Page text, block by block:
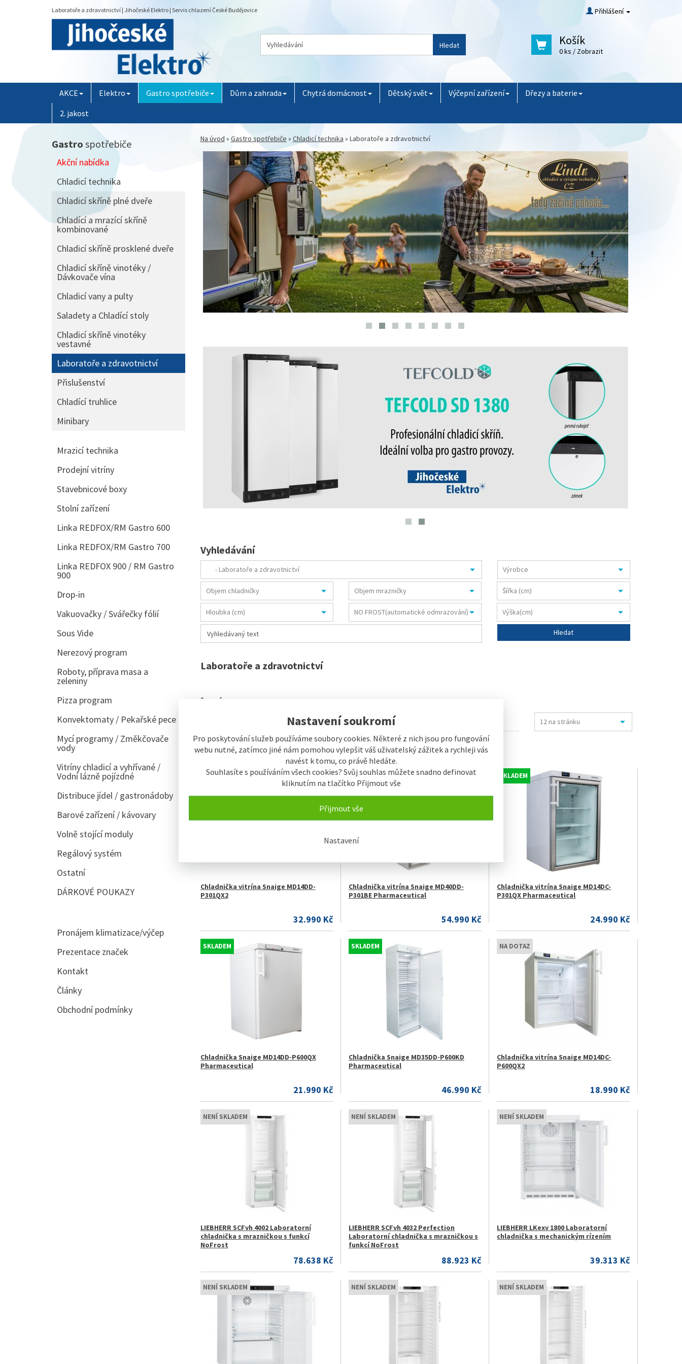
Nastavení soukromí
Pro poskytování služeb používáme soubory cookies. Některé z nich jsou pro fungování
webu nutné, zatímco jiné nám pomohou vylepšit váš uživatelský zážitek a rychleji vás
navést k tomu, co právě hledáte.
Souhlasíte s používáním všech cookies? Svůj souhlas můžete snadno definovat
kliknutím na tlačítko Přijmout vše
Přijmout vše
Nastavení
Laboratoře a zdravotnictví | Jihočeské Elektro | Servis chlazení České Budějovice Přihlášení
Hledat Košík
0 ks / Zobrazit
AKCE Elektro Gastro spotřebiče Dům a zahrada Chytrá domácnost Dětský svět Výčepní zařízení
Dřezy a baterie
2. jakost
Na úvod » Gastro spotřebiče » Chladicí technika » Laboratoře a zdravotnictví
Vyhledávání
Laboratoře a zdravotnictví
řazení:
Od nejlevnějšího Od nejdražšího
Zobrazení Buňkově s obrázky Řádkově s obrázky
SKLADEM
Chladnička vitrína Snaige MD14DD-
P301QX2
32.990 Kč
SKLADEM
Chladnička vitrína Snaige MD40DD-
P301BE Pharmaceutical
54.990 Kč
SKLADEM
Chladnička vitrína Snaige MD14DC-
P301QX Pharmaceutical
24.990 Kč
SKLADEM
Chladnička Snaige MD14DD-P600QX
Pharmaceutical
21.990 Kč
SKLADEM
Chladnička Snaige MD35DD-P600KD
Pharmaceutical
46.990 Kč
NA DOTAZ
Chladnička vitrína Snaige MD14DC-
P600QX2
18.990 Kč
NENÍ SKLADEM
LIEBHERR SCFvh 4002 Laboratorní
chladnička s mrazničkou s funkcí
NoFrost
78.638 Kč
NENÍ SKLADEM
LIEBHERR SCFvh 4032 Perfection
Laboratorní chladnička s mrazničkou s
funkcí NoFrost
88.923 Kč
NENÍ SKLADEM
LIEBHERR LKexv 1800 Laboratorní
chladnička s mechanickým rízením
39.313 Kč
NENÍ SKLADEM NENÍ SKLADEM NENÍ SKLADEM
Gastro spotřebiče
Akční nabídka
Chladicí technika
Chladicí skříně plné dveře
Chladící a mrazící skříně
kombinované
Chladicí skříně prosklené dveře
Chladicí skříně vinotéky /
Dávkovače vína
Chladicí vany a pulty
Saladety a Chladící stoly
Chladicí skříně vinotéky
vestavné
Laboratoře a zdravotnictví
Přislušenství
Chladící truhlice
Minibary
Mrazicí technika
Prodejní vitríny
Stavebnicové boxy
Stolní zařízení
Linka REDFOX/RM Gastro 600
Linka REDFOX/RM Gastro 700
Linka REDFOX 900 / RM Gastro
900
Drop-in
Vakuovačky / Svářečky fólií
Sous Vide
Nerezový program
Roboty, příprava masa a
zeleniny
Pizza program
Konvektomaty / Pekařské pece
Mycí programy / Změkčovače
vody
Vitríny chladicí a vyhřívané /
Vodní lázně pojízdné
Distribuce jídel / gastronádoby
Barové zařízení / kávovary
Volně stojící moduly
Regálový systém
Ostatní
DÁRKOVÉ POUKAZY
Pronájem klimatizace/výčep
Prezentace značek
Kontakt
Články
Obchodní podmínky